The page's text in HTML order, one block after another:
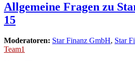
Allgemeine Fragen zu
15
Moderatoren: Star Finanz GmbH, Star
Team1